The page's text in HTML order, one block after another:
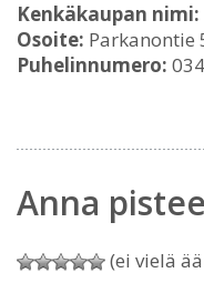
Kenkäkaupan nimi:
Osoite: Parkanontie
Puhelinnumero:
Anna
(ei vielä